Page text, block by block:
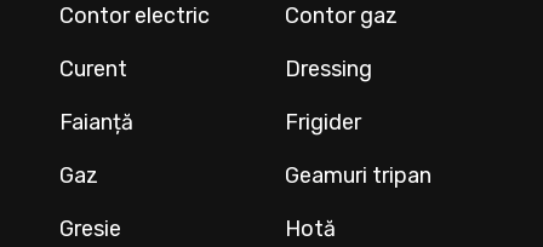
Contor electric
Contor gaz
Curent
Dressing
Faianță
Frigider
Gaz
Geamuri tripan
Gresie
Hotă